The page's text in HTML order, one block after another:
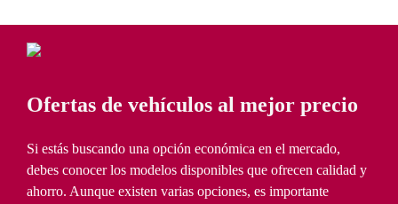
Ofertas de vehículos al mejor precio
Si estás buscando una opción económica en el mercado,
debes conocer los modelos disponibles que ofrecen calidad y
ahorro. Aunque existen varias opciones, es importante